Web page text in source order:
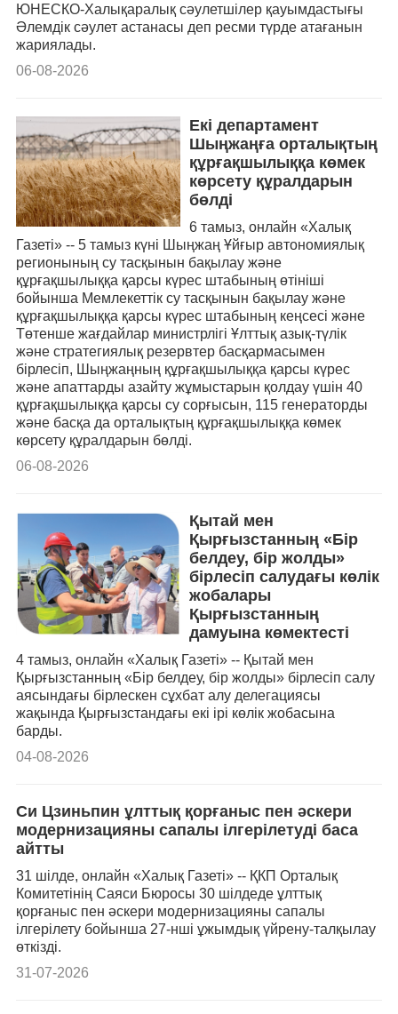
ЮНЕСКО-Халықаралық сәулетшілер қауымдастығы
Әлемдік сәулет астанасы деп ресми түрде атағанын
жариялады.
06-08-2026
Екі департамент
Шыңжаңға орталықтың
құрғақшылыққа көмек
көрсету құралдарын
бөлді
6 тамыз, онлайн «Халық
Газеті» -- 5 тамыз күні Шыңжаң Ұйғыр автономиялық
регионының су тасқынын бақылау және
құрғақшылыққа қарсы күрес штабының өтініші
бойынша Мемлекеттік су тасқынын бақылау және
құрғақшылыққа қарсы күрес штабының кеңсесі және
Төтенше жағдайлар министрлігі Ұлттық азық-түлік
және стратегиялық резервтер басқармасымен
бірлесіп, Шыңжаңның құрғақшылыққа қарсы күрес
және апаттарды азайту жұмыстарын қолдау үшін 40
құрғақшылыққа қарсы су сорғысын, 115 генераторды
және басқа да орталықтың құрғақшылыққа көмек
көрсету құралдарын бөлді.
06-08-2026
Қытай мен
Қырғызстанның «Бір
белдеу, бір жолды»
бірлесіп салудағы көлік
жобалары
Қырғызстанның
дамуына көмектесті
4 тамыз, онлайн «Халық Газеті» -- Қытай мен
Қырғызстанның «Бір белдеу, бір жолды» бірлесіп салу
аясындағы бірлескен сұхбат алу делегациясы
жақында Қырғызстандағы екі ірі көлік жобасына
барды.
04-08-2026
Си Цзиньпин ұлттық қорғаныс пен әскери
модернизацияны сапалы ілгерілетуді баса
айтты
31 шілде, онлайн «Халық Газеті» -- ҚКП Орталық
Комитетінің Саяси Бюросы 30 шілдеде ұлттық
қорғаныс пен әскери модернизацияны сапалы
ілгерілету бойынша 27-нші ұжымдық үйрену-талқылау
өткізді.
31-07-2026